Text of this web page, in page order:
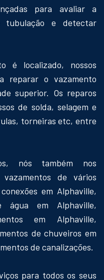
para avaliar a
tubulação e detectar
é localizado, nossos
reparar o vazamento
superior. Os reparos
de solda, selagem e
torneiras etc, entre
nós também nos
de vários
em Alphaville,
água em Alphaville,
em Alphaville,
de chuveiros em
de canalizações.
para todos os seus